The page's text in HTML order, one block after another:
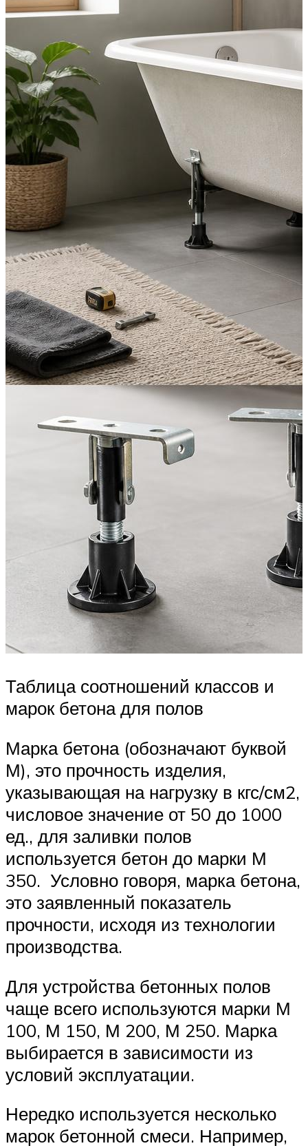
Таблица соотношений классов и
марок бетона для полов
Марка бетона (обозначают буквой
М), это прочность изделия,
указывающая на нагрузку в кгс/см2,
числовое значение от 50 до 1000
ед., для заливки полов
используется бетон до марки М
350. Условно говоря, марка бетона,
это заявленный показатель
прочности, исходя из технологии
производства.
Для устройства бетонных полов
чаще всего используются марки М
100, М 150, М 200, М 250. Марка
выбирается в зависимости из
условий эксплуатации.
Нередко используется несколько
марок бетонной смеси. Например,